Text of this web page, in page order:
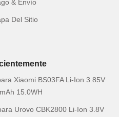
& Envío
Del Sitio
Xiaomi BS03FA Li-Ion 3.85V
15.0WH
Urovo CBK2800 Li-Ion 3.8V